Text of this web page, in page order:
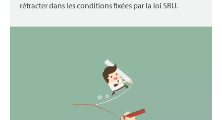
rétracter dans les conditions fixées par la loi SRU.